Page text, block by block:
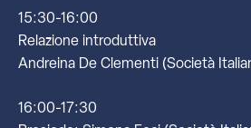
15:30-16:00
Relazione introduttiva
Andreina De Clementi (Società
16:00-17:30